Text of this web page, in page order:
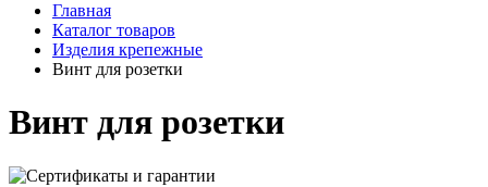
Главная
Каталог товаров
Изделия крепежные
Винт для розетки
Винт для розетки